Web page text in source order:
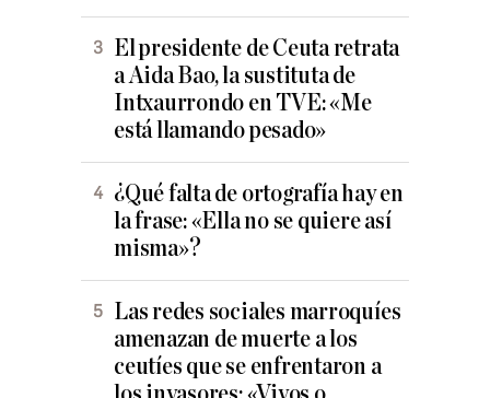
El presidente de Ceuta retrata
a Aida Bao, la sustituta de
Intxaurrondo en TVE: «Me
está llamando pesado»
¿Qué falta de ortografía hay en
la frase: «Ella no se quiere así
misma»?
Las redes sociales marroquíes
amenazan de muerte a los
ceutíes que se enfrentaron a